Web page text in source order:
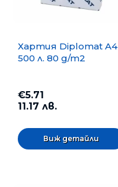
Хартия Diplomat A4
500 л. 80 g/m2
€5.71
11.17 лв.
Виж детайли